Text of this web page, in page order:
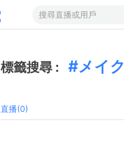
標籤搜尋 : メイク
直播(0)